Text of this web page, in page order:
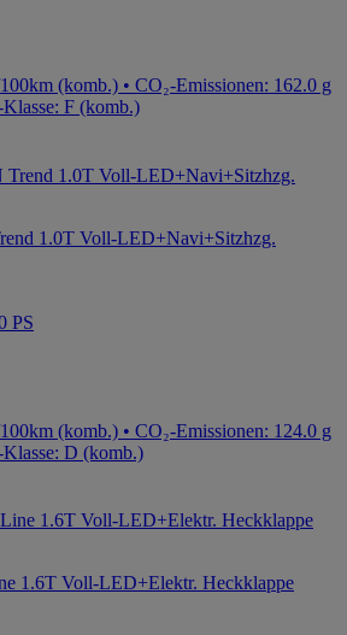
(komb.) • CO₂-Emissionen: 162.0 g
F (komb.)
1.0T Voll-LED+Navi+Sitzhzg.
PS
(komb.) • CO₂-Emissionen: 124.0 g
D (komb.)
1.6T Voll-LED+Elektr. Heckklappe